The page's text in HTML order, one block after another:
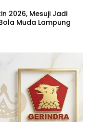
2026, Mesuji Jadi
Muda Lampung